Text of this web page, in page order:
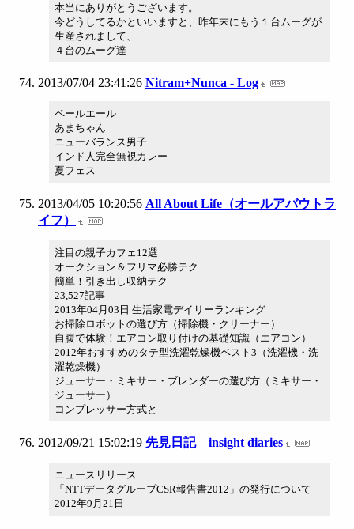
本当にありがとうございます。
今どうしてるかといいますと、昨年末にもう１台ムーグが
生産されまして、
４台のムーグ達
2013/07/04 23:41:26 Nitram+Nunca - Log
ペールエール
あまちゃん
ニューバランス男子
インド人完全無視カレー
夏フェス
2013/04/05 10:20:56 All About Life（オールアバウトラ
イフ）
注目の親子カフェ12選
オークション＆フリマ必勝テク
簡単！引き出し収納テク
23,527記事
2013年04月03日 生活家電デイリーランキング
お掃除ロボットの選び方（掃除機・クリーナー）
自腹で体験！エアコン取り付けの基礎知識（エアコン）
2012年おすすめのタテ型洗濯乾燥機ベスト3（洗濯機・洗
濯乾燥機）
ジューサー・ミキサー・ブレンダーの選び方（ミキサー・
ジューサー）
コンプレッサー方式と
2012/09/21 15:02:19 先見日記 insight diaries
ニュースリリース
「NTTデータグループCSR報告書2012」の発行について
2012年9月21日